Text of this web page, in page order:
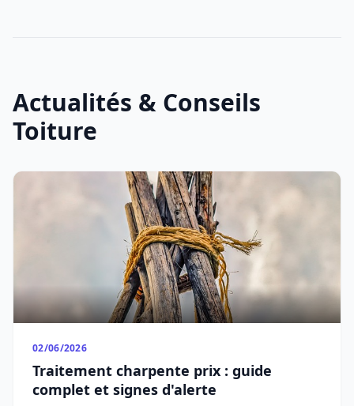
Actualités & Conseils
Toiture
02/06/2026
Traitement charpente prix : guide
complet et signes d'alerte